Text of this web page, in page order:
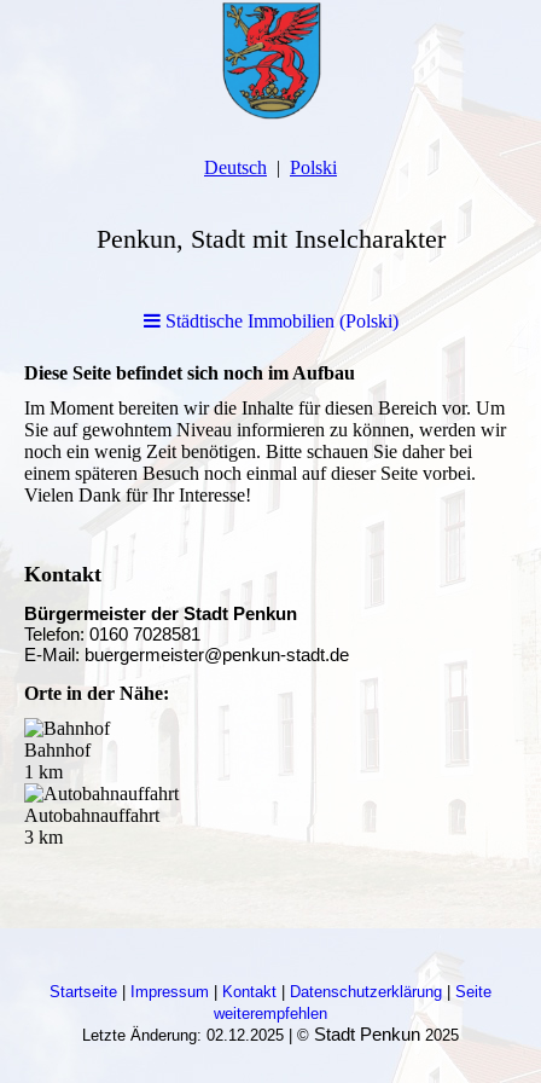
Deutsch Polski
Penkun, Stadt mit Inselcharakter
Städtische Immobilien (Polski)
Diese Seite befindet sich noch im Aufbau
Im Moment bereiten wir die Inhalte für diesen Bereich vor. Um
Sie auf gewohntem Niveau informieren zu können, werden wir
noch ein wenig Zeit benötigen. Bitte schauen Sie daher bei
einem späteren Besuch noch einmal auf dieser Seite vorbei.
Vielen Dank für Ihr Interesse!
Kontakt
Bürgermeister der Stadt Penkun
Telefon: 0160 7028581
E-Mail: buergermeister@penkun-stadt.de
Orte in der Nähe:
Bahnhof
1 km
Autobahnauffahrt
3 km
Startseite Impressum Kontakt Datenschutzerklärung
Seite
weiterempfehlen
Letzte Änderung: 02.12.2025 | © Stadt Penkun 2025